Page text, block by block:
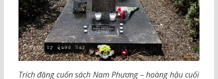
Trích đăng cuốn sách Nam Phương – hoàng hậu cuối